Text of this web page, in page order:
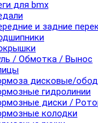
для bmx
и задние
/ Обмотка / Вынос
дисковые/
гидролинии
диски /
колодки